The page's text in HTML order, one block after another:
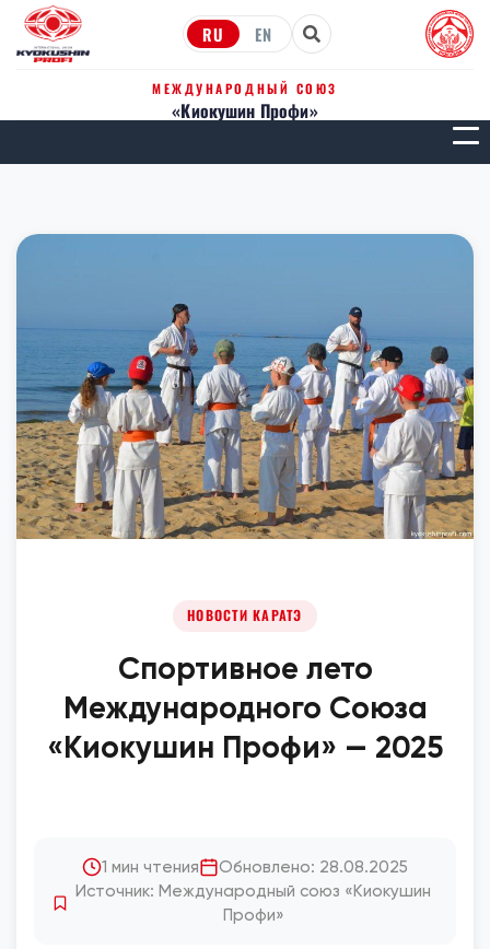
RU EN
МЕЖДУНАРОДНЫЙ СОЮЗ
«Киокушин Профи»
НОВОСТИ КАРАТЭ
Спортивное лето
Международного Союза
«Киокушин Профи» — 2025
1 мин чтения
Обновлено: 28.08.2025
Источник: Международный союз «Киокушин
Профи»